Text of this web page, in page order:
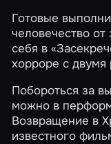
Готовые
человечество
себя в
хорроре с
Побороться за
можно в
Возвращение в
известного